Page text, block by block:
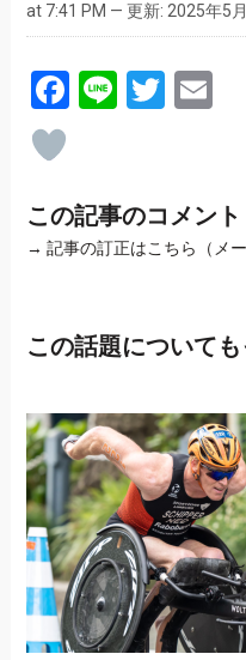
at 7:41 PM — 更新: 2025年5
Facebook
Line
この記事のコメント
→ 記事の訂正はこちら（メ
この話題について